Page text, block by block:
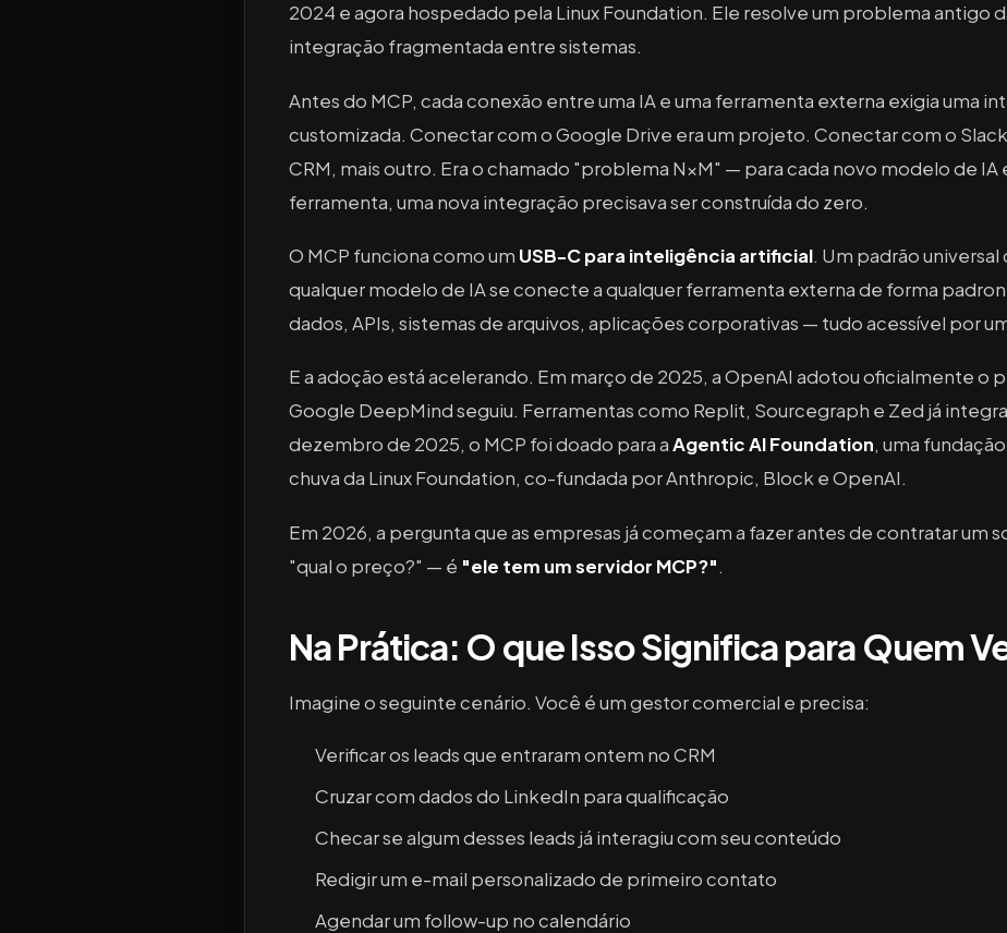
2024 e agora hospedado pela Linux Foundation. Ele resolve um problema antigo
integração fragmentada entre sistemas.
Antes do MCP, cada conexão entre uma IA e uma ferramenta externa exigia uma
customizada. Conectar com o Google Drive era um projeto. Conectar com o
CRM, mais outro. Era o chamado "problema N×M" — para cada novo modelo de IA
ferramenta, uma nova integração precisava ser construída do zero.
O MCP funciona como um USB-C para inteligência artificial. Um padrão
qualquer modelo de IA se conecte a qualquer ferramenta externa de forma
dados, APIs, sistemas de arquivos, aplicações corporativas — tudo acessível por
E a adoção está acelerando. Em março de 2025, a OpenAI adotou oficialmente o
Google DeepMind seguiu. Ferramentas como Replit, Sourcegraph e Zed já
dezembro de 2025, o MCP foi doado para aAgentic AI Foundation, uma
chuva da Linux Foundation, co-fundada por Anthropic, Block e OpenAI.
Em 2026, a pergunta que as empresas já começam a fazer antes de contratar um
"qual o preço?" — é "ele tem um servidor MCP?".
Na Prática: O que Isso Significa para Quem
Imagine o seguinte cenário. Você é um gestor comercial e precisa:
Verificar os leads que entraram ontem no CRM
Cruzar com dados do LinkedIn para qualificação
Checar se algum desses leads já interagiu com seu conteúdo
Redigir um e-mail personalizado de primeiro contato
Agendar um follow-up no calendário